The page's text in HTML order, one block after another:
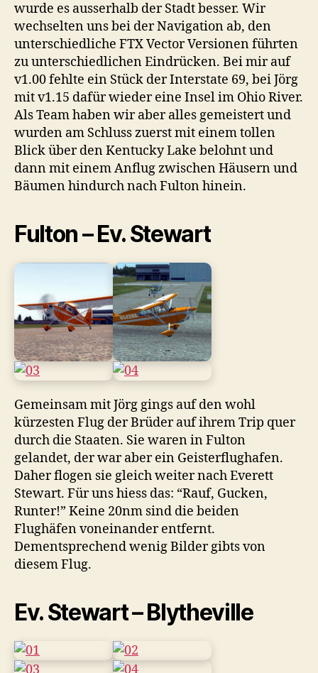
wurde es ausserhalb der Stadt besser. Wir
wechselten uns bei der Navigation ab, den
unterschiedliche FTX Vector Versionen führten
zu unterschiedlichen Eindrücken. Bei mir auf
v1.00 fehlte ein Stück der Interstate 69, bei Jörg
mit v1.15 dafür wieder eine Insel im Ohio River.
Als Team haben wir aber alles gemeistert und
wurden am Schluss zuerst mit einem tollen
Blick über den Kentucky Lake belohnt und
dann mit einem Anflug zwischen Häusern und
Bäumen hindurch nach Fulton hinein.
Fulton – Ev. Stewart
Gemeinsam mit Jörg gings auf den wohl
kürzesten Flug der Brüder auf ihrem Trip quer
durch die Staaten. Sie waren in Fulton
gelandet, der war aber ein Geisterflughafen.
Daher flogen sie gleich weiter nach Everett
Stewart. Für uns hiess das: “Rauf, Gucken,
Runter!” Keine 20nm sind die beiden
Flughäfen voneinander entfernt.
Dementsprechend wenig Bilder gibts von
diesem Flug.
Ev. Stewart – Blytheville